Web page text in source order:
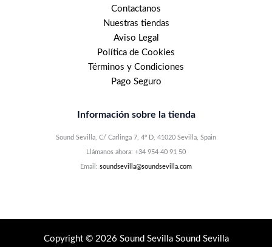
Contactanos
Nuestras tiendas
Aviso Legal
Política de Cookies
Términos y Condiciones
Pago Seguro
Información sobre la tienda
Sound Sevilla, C/ Carlinga 7, 4º D, 41020 Sevilla, Spain
Llámanos ahora: +34 954 40 91 50
Email: soundsevilla@soundsevilla.com
Copyright © 2026 Sound Sevilla Sound Sevilla